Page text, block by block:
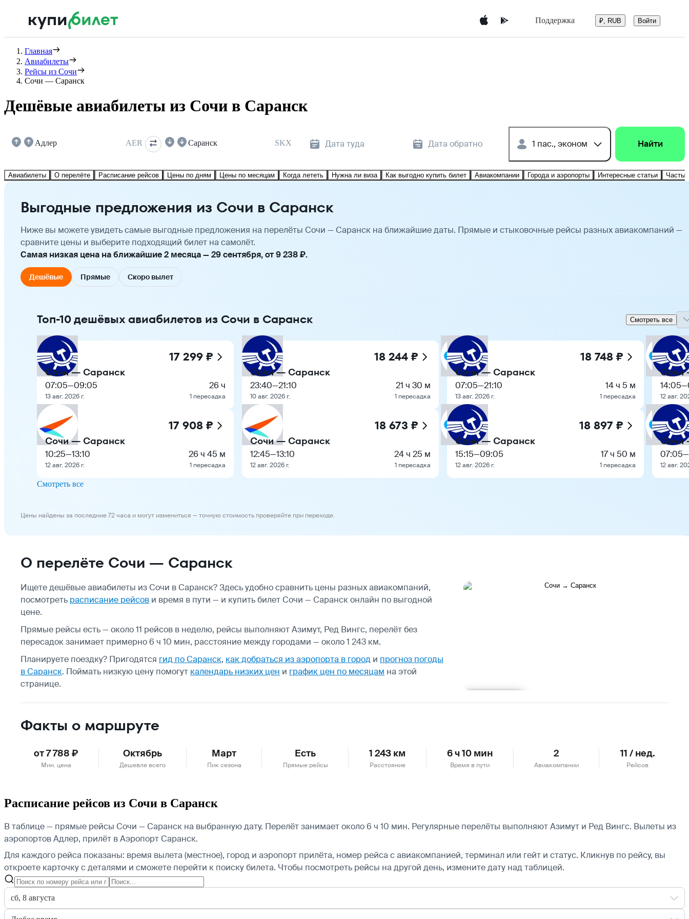
Поддержка ₽, RUB Войти
Главная
Авиабилеты
Рейсы из Сочи
Сочи — Саранск
Дешёвые авиабилеты из Сочи в Саранск
Адлер AER Саранск SKX Дата туда Дата обратно 1 пас., эконом Найти
Авиабилеты О перелёте Расписание рейсов Цены по дням Цены по месяцам Когда лететь Нужна ли виза Как выгодно купить билет Авиакомпании Города и аэропорты Интересные статьи
Выгодные предложения из Сочи в Саранск
Ниже вы можете увидеть самые выгодные предложения на перелёты Сочи — Саранск на ближайшие даты. Прямые и стыковочные рейсы разных авиакомпаний —
сравните цены и выберите подходящий билет на самолёт.
Самая низкая цена на ближайшие 2 месяца — 29 сентября, от 9 238 ₽.
Дешёвые Прямые Скоро вылет
Топ-10 дешёвых авиабилетов из Сочи в Саранск Смотреть все
17 299 ₽
Сочи — Саранск
07:05—09:05
13 авг. 2026 г.
26 ч
1 пересадка
17 908 ₽
Сочи — Саранск
10:25—13:10
12 авг. 2026 г.
26 ч 45 м
1 пересадка
18 244 ₽
Сочи — Саранск
23:40—21:10
10 авг. 2026 г.
21 ч 30 м
1 пересадка
18 673 ₽
Сочи — Саранск
12:45—13:10
12 авг. 2026 г.
24 ч 25 м
1 пересадка
18 748 ₽
Сочи — Саранск
07:05—21:10
13 авг. 2026 г.
14 ч 5 м
1 пересадка
18 897 ₽
Сочи — Саранск
15:15—09:05
12 авг. 2026 г.
17 ч 50 м
1 пересадка
Сочи
14:05—
12 авг.
Сочи
07:05—
12 авг.
Смотреть все
Цены найдены за последние 72 часа и могут измениться — точную стоимость проверяйте при переходе.
О перелёте Сочи — Саранск
Ищете дешёвые авиабилеты из Сочи в Саранск? Здесь удобно сравнить цены разных авиакомпаний,
посмотреть расписание рейсов и время в пути — и купить билет Сочи — Саранск онлайн по выгодной
цене.
Прямые рейсы есть — около 11 рейсов в неделю, рейсы выполняют Азимут, Ред Вингс, перелёт без
пересадок занимает примерно 6 ч 10 мин, расстояние между городами — около 1 243 км.
Планируете поездку? Пригодятся гид по Саранск, как добраться из аэропорта в город и прогноз погоды
в Саранск. Поймать низкую цену помогут календарь низких цен и график цен по месяцам на этой
странице.
Факты о маршруте
от 7 788 ₽
Мин. цена
Октябрь
Дешевле всего
Март
Пик сезона
Есть
Прямые рейсы
1 243 км
Расстояние
6 ч 10 мин
Время в пути
2
Авиакомпании
11 / нед.
Рейсов
Расписание рейсов из Сочи в Саранск
В таблице — прямые рейсы Сочи — Саранск на выбранную дату. Перелёт занимает около 6 ч 10 мин. Регулярные перелёты выполняют Азимут и Ред Вингс. Вылеты из
аэропортов Адлер, прилёт в Аэропорт Саранск.
Для каждого рейса показаны: время вылета (местное), город и аэропорт прилёта, номер рейса с авиакомпанией, терминал или гейт и статус. Кликнув по рейсу, вы
откроете карточку с деталями и сможете перейти к поиску билета. Чтобы посмотреть рейсы на другой день, измените дату над таблицей.
сб, 8 августа